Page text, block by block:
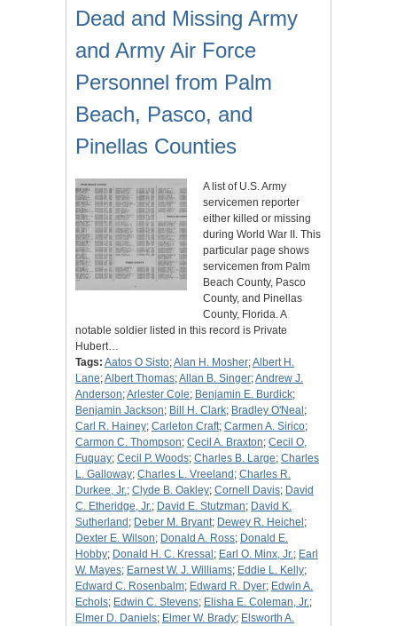
Dead and Missing Army
and Army Air Force
Personnel from Palm
Beach, Pasco, and
Pinellas Counties
A list of U.S. Army
servicemen reporter
either killed or missing
during World War II. This
particular page shows
servicemen from Palm
Beach County, Pasco
County, and Pinellas
County, Florida. A
notable soldier listed in this record is Private
Hubert…
Tags: Aatos O Sisto;Alan H. Mosher;Albert H.
Lane;Albert Thomas;Allan B. Singer;Andrew J.
Anderson;Arlester Cole; Benjamin E. Burdick;
Benjamin Jackson; Bill H. Clark; Bradley O'Neal ;
Carl R. Hainey; Carleton Craft; Carmen A. Sirico;
Carmon C. Thompson; Cecil A. Braxton; Cecil O,
Fuquay; Cecil P. Woods; Charles B. Large; Charles
L. Galloway; Charles L. Vreeland ; Charles R.
Durkee, Jr.; Clyde B. Oakley; Cornell Davis; David
C. Etheridge, Jr.; David E. Stutzman; David K.
Sutherland ; Deber M. Bryant; Dewey R. Heichel ;
Dexter E. Wilson; Donald A. Ross; Donald E.
Hobby; Donald H. C. Kressal ; Earl O. Minx, Jr.; Earl
W. Mayes; Earnest W. J. Williams; Eddie L. Kelly;
Edward C. Rosenbalm; Edward R. Dyer; Edwin A.
Echols; Edwin C. Stevens; Elisha E. Coleman, Jr.;
Elmer D. Daniels; Elmer W. Brady; Elsworth A.